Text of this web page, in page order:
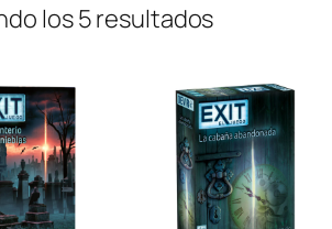
los 5 resultados